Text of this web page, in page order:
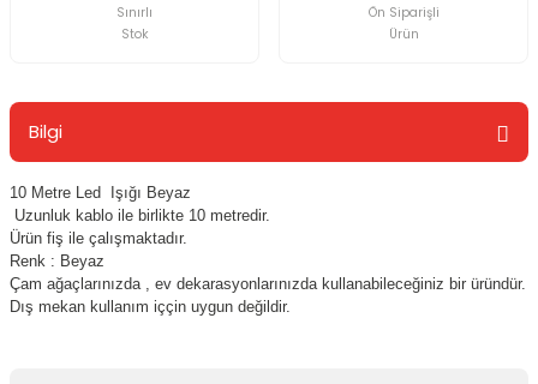
Sınırlı
Stok
Ön Siparişli
Ürün
Bilgi
10 Metre Led Işığı Beyaz
Uzunluk kablo ile birlikte 10 metredir.
Ürün fiş ile çalışmaktadır.
Renk : Beyaz
Çam ağaçlarınızda , ev dekarasyonlarınızda kullanabileceğiniz bir üründür.
Dış mekan kullanım iççin uygun değildir.